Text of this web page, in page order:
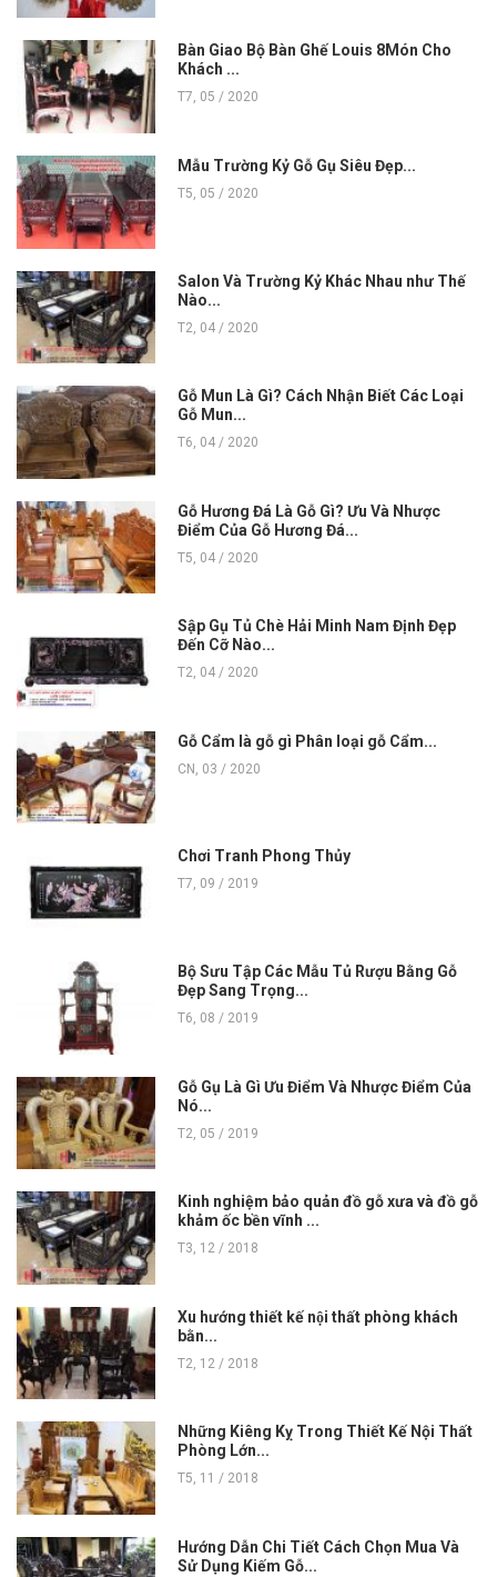
Bàn Giao Bộ Bàn Ghế Louis 8Món Cho
Khách ...
T7, 05 / 2020
Mẫu Trường Kỷ Gỗ Gụ Siêu Đẹp...
T5, 05 / 2020
Salon Và Trường Kỷ Khác Nhau như Thế
Nào...
T2, 04 / 2020
Gỗ Mun Là Gì? Cách Nhận Biết Các Loại
Gỗ Mun...
T6, 04 / 2020
Gỗ Hương Đá Là Gỗ Gì? Ưu Và Nhược
Điểm Của Gỗ Hương Đá...
T5, 04 / 2020
Sập Gụ Tủ Chè Hải Minh Nam Định Đẹp
Đến Cỡ Nào...
T2, 04 / 2020
Gỗ Cẩm là gỗ gì Phân loại gỗ Cẩm...
CN, 03 / 2020
Chơi Tranh Phong Thủy
T7, 09 / 2019
Bộ Sưu Tập Các Mẫu Tủ Rượu Bằng Gỗ
Đẹp Sang Trọng...
T6, 08 / 2019
Gỗ Gụ Là Gì Ưu Điểm Và Nhược Điểm Của
Nó...
T2, 05 / 2019
Kinh nghiệm bảo quản đồ gỗ xưa và đồ gỗ
khảm ốc bền vĩnh ...
T3, 12 / 2018
Xu hướng thiết kế nội thất phòng khách
bằn...
T2, 12 / 2018
Những Kiêng Kỵ Trong Thiết Kế Nội Thất
Phòng Lớn...
T5, 11 / 2018
Hướng Dẫn Chi Tiết Cách Chọn Mua Và
Sử Dụng Kiếm Gỗ...